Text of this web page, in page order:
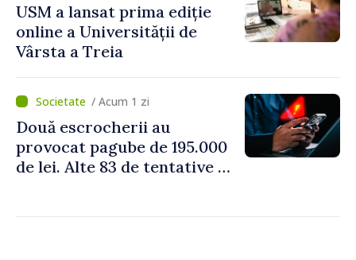
USM a lansat prima ediție
online a Universității de
Vârsta a Treia
/ Acum 1 zi
Două escrocherii au
provocat pagube de 195.000
de lei. Alte 83 de tentative au